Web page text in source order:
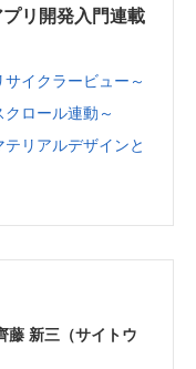
リ開発入門連載
イクラービュー～
ロール連動～
リアルデザインと
藤 新三（サイトウ